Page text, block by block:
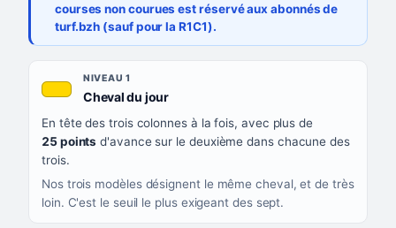
courses non courues est réservé aux abonnés de
turf.bzh (sauf pour la R1C1).
QUAND LA LIGNE PREND CETTE COULEUR
CE QUE CELA VOUS DIT
NIVEAU 1
Cheval du jour, couleur jaune or
En tête des trois colonnes à la fois, avec plus de
25 points d'avance sur le deuxième dans chacune des
trois.
Nos trois modèles désignent le même cheval, et de très
loin. C'est le seuil le plus exigeant des sept.